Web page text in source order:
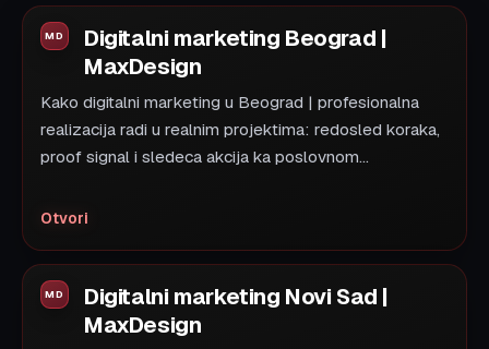
Digitalni marketing Beograd |
MaxDesign
Kako digitalni marketing u Beograd | profesionalna
realizacija radi u realnim projektima: redosled koraka,
proof signal i sledeca akcija ka poslovnom...
Otvori
Digitalni marketing Novi Sad |
MaxDesign